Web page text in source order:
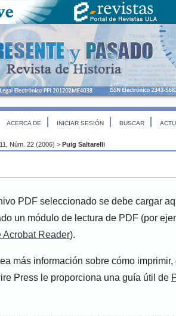
ACERCA DE INICIAR SESIÓN BUSCAR
Núm. 22 (2006) > Puig Saltarelli
PDF seleccionado se debe cargar
un módulo de lectura de PDF (por
Acrobat Reader).
más información sobre cómo
Press le proporciona una guía útil de